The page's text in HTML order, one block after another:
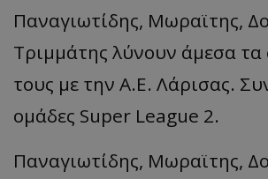
Παναγιωτίδης, Μωραϊτης,
Τριμμάτης λύνουν άμεσα
τους με την Α.Ε. Λάρισας.
ομάδες Super League 2.
Παναγιωτίδης, Μωραϊτης,